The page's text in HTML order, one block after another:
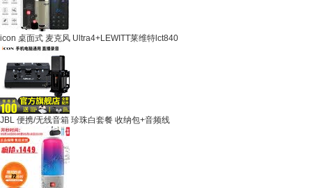
icon 桌面式 麦克风 Ultra4+LEWITT莱维特lct840
JBL 便携/无线音箱 珍珠白套餐 收纳包+音频线